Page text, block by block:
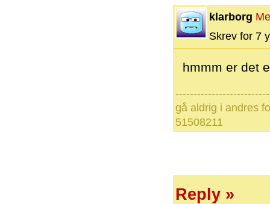
klarborg
Skrev for 7
hmmm er det
gå aldrig i andres
51508211
Reply »